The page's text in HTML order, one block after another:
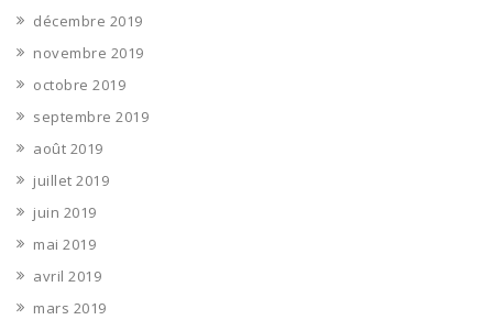
décembre 2019
novembre 2019
octobre 2019
septembre 2019
août 2019
juillet 2019
juin 2019
mai 2019
avril 2019
mars 2019